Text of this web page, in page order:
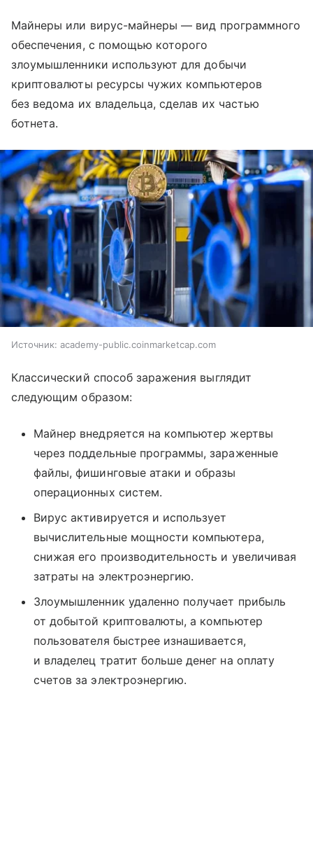
Майнеры или вирус-майнеры — вид программного
обеспечения, с помощью которого
злоумышленники используют для добычи
криптовалюты ресурсы чужих компьютеров
без ведома их владельца, сделав их частью
ботнета.
Источник: academy-public.coinmarketcap.com
Классический способ заражения выглядит
следующим образом:
Майнер внедряется на компьютер жертвы
через поддельные программы, зараженные
файлы, фишинговые атаки и образы
операционных систем.
Вирус активируется и использует
вычислительные мощности компьютера,
снижая его производительность и увеличивая
затраты на электроэнергию.
Злоумышленник удаленно получает прибыль
от добытой криптовалюты, а компьютер
пользователя быстрее изнашивается,
и владелец тратит больше денег на оплату
счетов за электроэнергию.